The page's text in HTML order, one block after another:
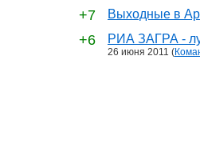
+7 Выходные в
+6 РИА ЗАГРА -
26 июня 2011 (